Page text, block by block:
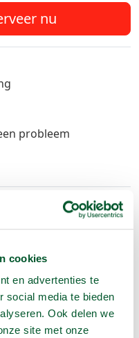
cookies
en advertenties te
social media te bieden
Ook delen we
site met onze
nu
probleem
m
m
1150 kg